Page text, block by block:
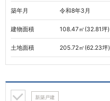
築年月 令和8年3月
建物面積 108.47㎡(32.81坪)
土地面積 205.72㎡(62.23坪)
新築戸建